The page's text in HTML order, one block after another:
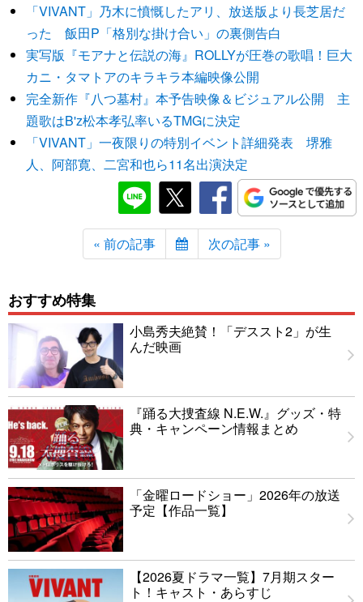
「VIVANT」乃木に憤慨したアリ、放送版より長芝居だ
った 飯田P「格別な掛け合い」の裏側告白
実写版『モアナと伝説の海』ROLLYが圧巻の歌唱！巨大
カニ・タマトアのキラキラ本編映像公開
完全新作『八つ墓村』本予告映像＆ビジュアル公開 主
題歌はB'z松本孝弘率いるTMGに決定
「VIVANT」一夜限りの特別イベント詳細発表 堺雅
人、阿部寛、二宮和也ら11名出演決定
« 前の記事 次の記事 »
おすすめ特集
小島秀夫絶賛！「デススト2」が生
んだ映画
『踊る大捜査線 N.E.W.』グッズ・特
典・キャンペーン情報まとめ
「金曜ロードショー」2026年の放送
予定【作品一覧】
【2026夏ドラマ一覧】7月期スター
ト！キャスト・あらすじ